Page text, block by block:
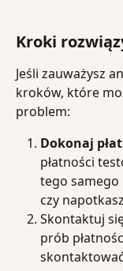
Kroki
Jeśli zauważysz
kroków, które
problem:
Dokonaj
płatności
tego samego
czy
Skontaktuj
prób